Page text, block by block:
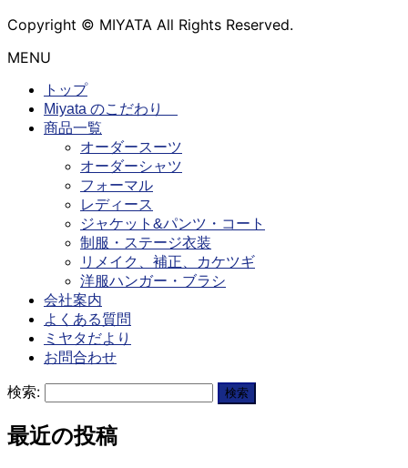
Copyright © MIYATA All Rights Reserved.
MENU
トップ
Miyata のこだわり
商品一覧
オーダースーツ
オーダーシャツ
フォーマル
レディース
ジャケット&パンツ・コート
制服・ステージ衣装
リメイク、補正、カケツギ
洋服ハンガー・ブラシ
会社案内
よくある質問
ミヤタだより
お問合わせ
検索:
最近の投稿